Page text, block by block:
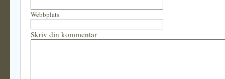
Webbplats
Skriv din kommentar